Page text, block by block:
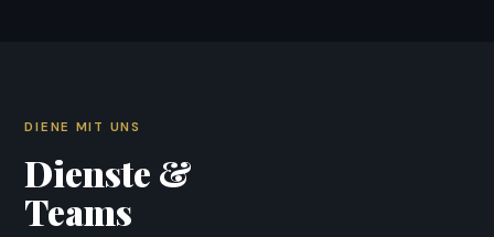
DIENE MIT UNS
Dienste &
Teams